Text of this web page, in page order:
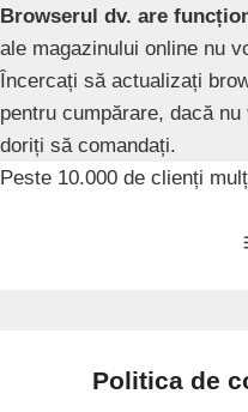
Browserul dv. are
ale magazinului online nu
Încercați să actualizați
pentru cumpărare, dacă
doriți să comandați.
Skip
Peste 10.000 de clienți
Politica de